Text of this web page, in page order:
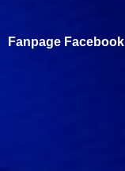
Fanpage Facebook